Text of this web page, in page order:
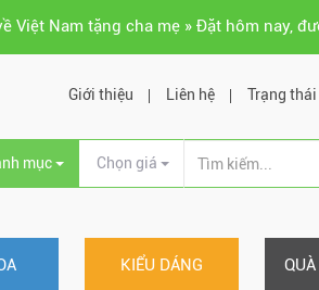
Việt Nam tặng cha mẹ » Đặt hôm nay,
Giới thiệu Liên hệ Trạng
mục Chọn giá
KIỂU DÁNG